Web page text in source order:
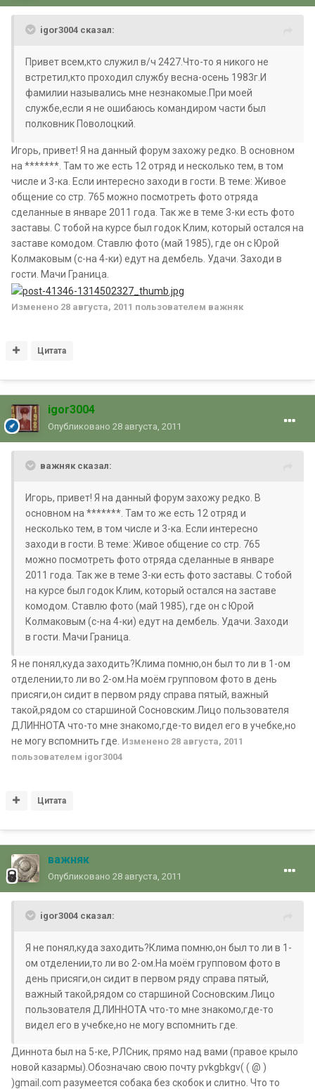
igor3004 сказал:
Привет всем,кто служил в/ч 2427.Что-то я никого не
встретил,кто проходил службу весна-осень 1983г.И
фамилии назывались мне незнакомые.При моей
службе,если я не ошибаюсь командиром части был
полковник Поволоцкий.
Игорь, привет! Я на данный форум захожу редко. В основном
на *******. Там то же есть 12 отряд и несколько тем, в том
числе и 3-ка. Если интересно заходи в гости. В теме: Живое
общение со стр. 765 можно посмотреть фото отряда
сделанные в январе 2011 года. Так же в теме 3-ки есть фото
заставы. С тобой на курсе был годок Клим, который остался на
заставе комодом. Ставлю фото (май 1985), где он с Юрой
Колмаковым (с-на 4-ки) едут на дембель. Удачи. Заходи в
гости. Мачи Граница.
Изменено 28 августа, 2011 пользователем важняк
Цитата
igor3004
Опубликовано 28 августа, 2011
важняк сказал:
Игорь, привет! Я на данный форум захожу редко. В
основном на *******. Там то же есть 12 отряд и
несколько тем, в том числе и 3-ка. Если интересно
заходи в гости. В теме: Живое общение со стр. 765
можно посмотреть фото отряда сделанные в январе
2011 года. Так же в теме 3-ки есть фото заставы. С тобой
на курсе был годок Клим, который остался на заставе
комодом. Ставлю фото (май 1985), где он с Юрой
Колмаковым (с-на 4-ки) едут на дембель. Удачи. Заходи
в гости. Мачи Граница.
Я не понял,куда заходить?Клима помню,он был то ли в 1-ом
отделении,то ли во 2-ом.На моём групповом фото в день
присяги,он сидит в первом ряду справа пятый, важный
такой,рядом со старшиной Сосновским.Лицо пользователя
ДЛИННОТА что-то мне знакомо,где-то видел его в учебке,но
не могу вспомнить где. Изменено 28 августа, 2011
пользователем igor3004
Цитата
важняк
Опубликовано 28 августа, 2011
igor3004 сказал:
Я не понял,куда заходить?Клима помню,он был то ли в 1-
ом отделении,то ли во 2-ом.На моём групповом фото в
день присяги,он сидит в первом ряду справа пятый,
важный такой,рядом со старшиной Сосновским.Лицо
пользователя ДЛИННОТА что-то мне знакомо,где-то
видел его в учебке,но не могу вспомнить где.
Диннота был на 5-ке, РЛСник, прямо над вами (правое крыло
новой казармы).Обозначаю свою почту pvkgbkgv( ( @ )
)gmail.com разумеется собака без скобок и слитно. Что то